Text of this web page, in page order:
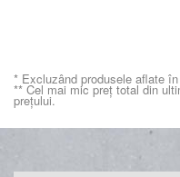
* Excluzând produsele aflate
** Cel mai mic preț total din
prețului.